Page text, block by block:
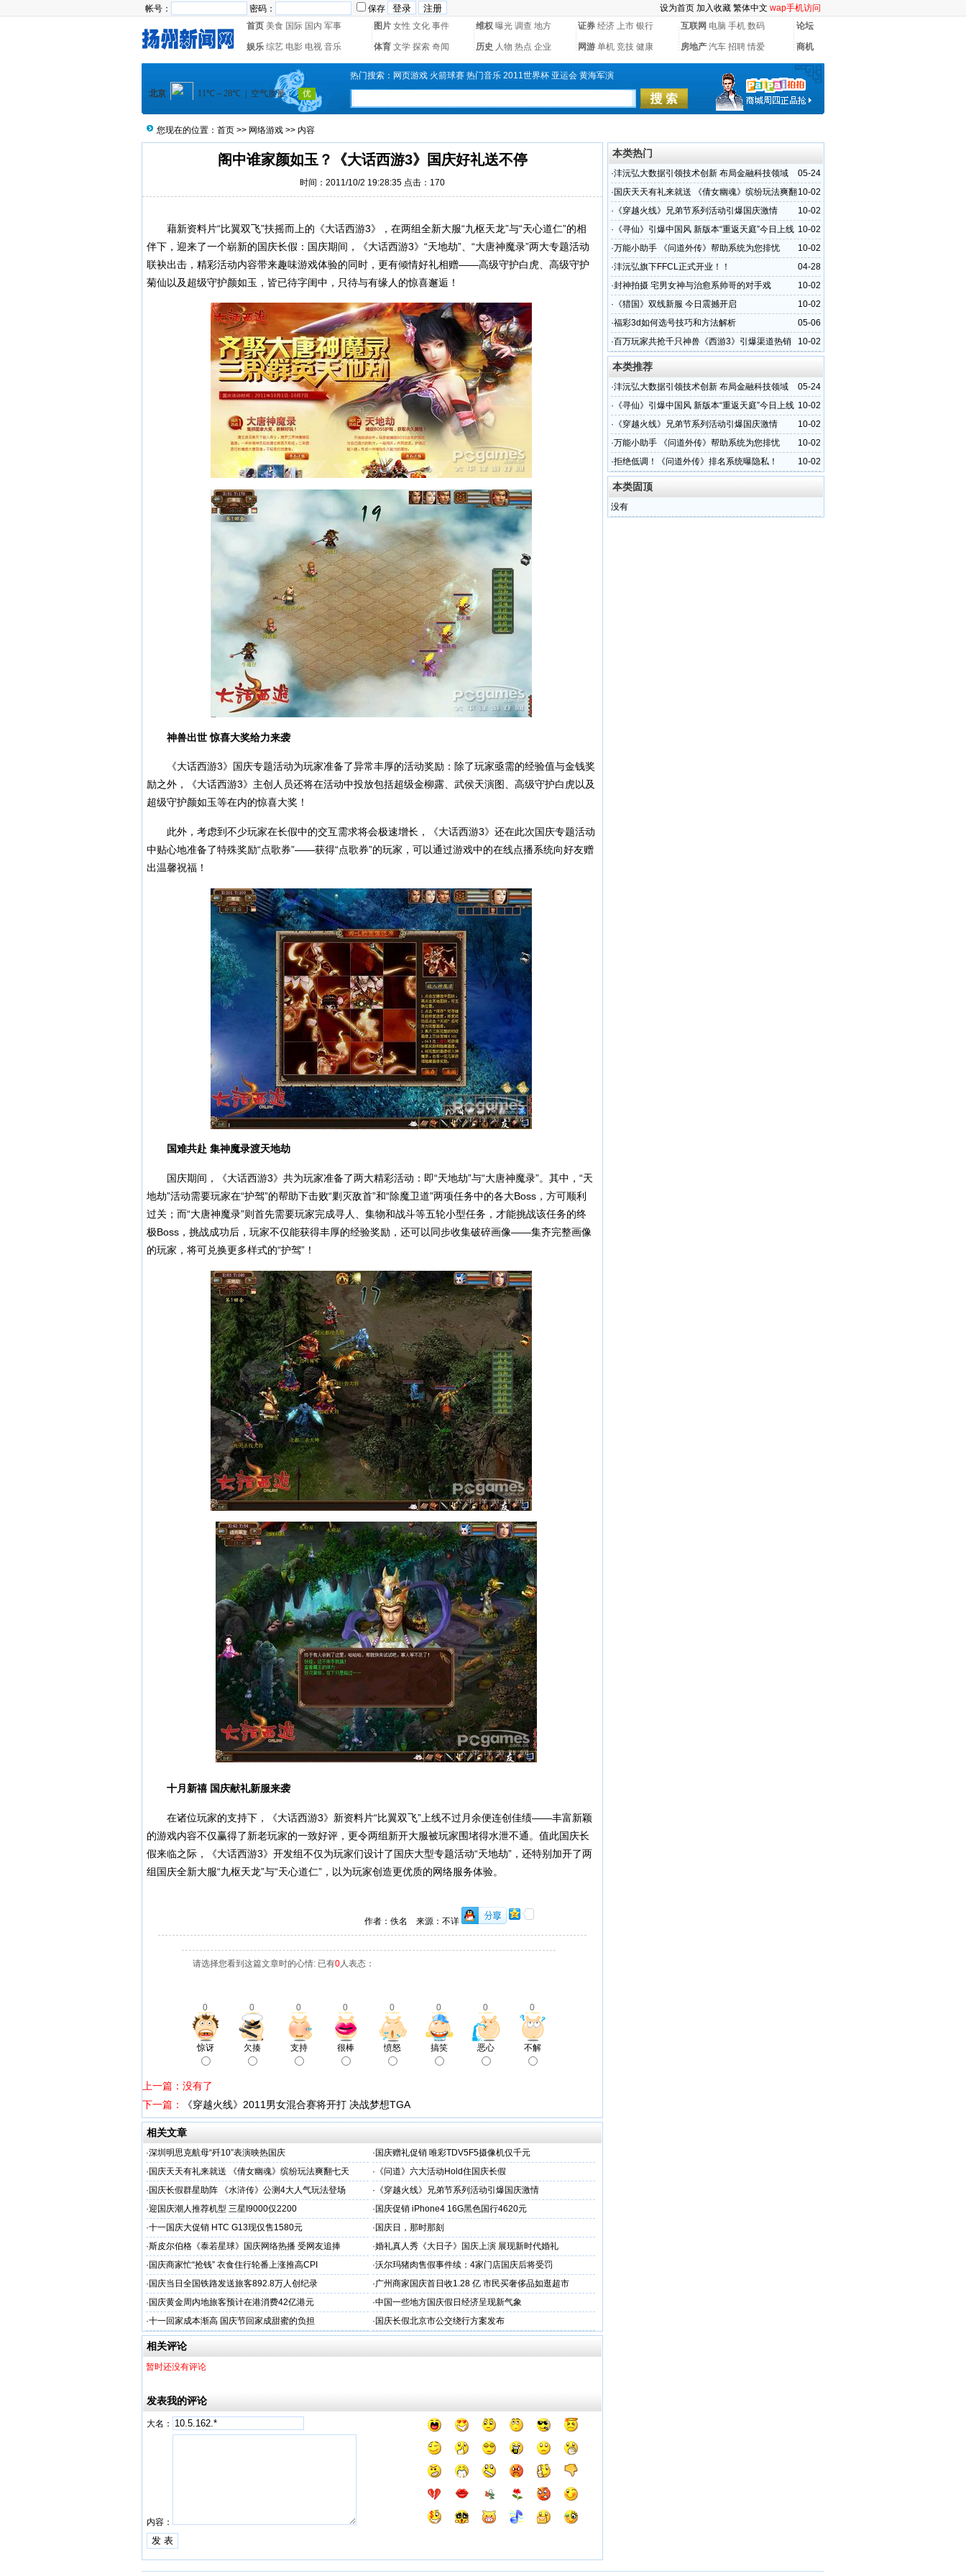
帐号： 密码： 保存 设为首页 加入收藏 繁体中文 wap手机访问
首页 美食 国际 国内 军事 图片 女性 文化 事件 维权 曝光 调查 地方 证券 经济 上市 银行 互联网 电脑 手机 数码 论坛
娱乐 综艺 电影 电视 音乐 体育 文学 探索 奇闻 历史 人物 热点 企业 网游 单机 竞技 健康 房地产 汽车 招聘 情爱 商机
热门搜索： 网页游戏 火箭球赛 热门音乐 2011世界杯 亚运会 黄海军演
您现在的位置： 首页 >> 网络游戏 >> 内容
阁中谁家颜如玉？《大话西游3》国庆好礼送不停
时间：2011/10/2 19:28:35 点击： 170
藉新资料片“比翼双飞”扶摇而上的《大话西游3》，在两组全新大服“九枢天龙”与“天心道仁”的相
伴下，迎来了一个崭新的国庆长假：国庆期间，《大话西游3》“天地劫”、“大唐神魔录”两大专题活动
联袂出击，精彩活动内容带来趣味游戏体验的同时，更有倾情好礼相赠——高级守护白虎、高级守护
菊仙以及超级守护颜如玉，皆已待字闺中，只待与有缘人的惊喜邂逅！
神兽出世 惊喜大奖给力来袭
《大话西游3》国庆专题活动为玩家准备了异常丰厚的活动奖励：除了玩家亟需的经验值与金钱奖
励之外，《大话西游3》主创人员还将在活动中投放包括超级金柳露、武侯天演图、高级守护白虎以及
超级守护颜如玉等在内的惊喜大奖！
此外，考虑到不少玩家在长假中的交互需求将会极速增长，《大话西游3》还在此次国庆专题活动
中贴心地准备了特殊奖励“点歌券”——获得“点歌券”的玩家，可以通过游戏中的在线点播系统向好友赠
出温馨祝福！
国难共赴 集神魔录渡天地劫
国庆期间，《大话西游3》共为玩家准备了两大精彩活动：即“天地劫”与“大唐神魔录”。其中，“天
地劫”活动需要玩家在“护驾”的帮助下击败“剿灭敌首”和“除魔卫道”两项任务中的各大Boss，方可顺利
过关；而“大唐神魔录”则首先需要玩家完成寻人、集物和战斗等五轮小型任务，才能挑战该任务的终
极Boss，挑战成功后，玩家不仅能获得丰厚的经验奖励，还可以同步收集破碎画像——集齐完整画像
的玩家，将可兑换更多样式的“护驾”！
十月新禧 国庆献礼新服来袭
在诸位玩家的支持下，《大话西游3》新资料片“比翼双飞”上线不过月余便连创佳绩——丰富新颖
的游戏内容不仅赢得了新老玩家的一致好评，更令两组新开大服被玩家围堵得水泄不通。值此国庆长
假来临之际，《大话西游3》开发组不仅为玩家们设计了国庆大型专题活动“天地劫”，还特别加开了两
组国庆全新大服“九枢天龙”与“天心道仁”，以为玩家创造更优质的网络服务体验。
作者：佚名 来源：不详
请选择您看到这篇文章时的心情: 已有0人表态：
0 0 0 0 0 0 0 0
惊讶 欠揍 支持 很棒 愤怒 搞笑 恶心 不解
上一篇：没有了
下一篇：
《穿越火线》2011男女混合赛将开打 决战梦想TGA
相关文章
·深圳明思克航母“歼10”表演映热国庆 · 国庆赠礼促销 唯彩TDV5F5摄像机仅千元
· 国庆天天有礼来就送 《倩女幽魂》缤纷玩法爽翻七天 · 《问道》六大活动Hold住国庆长假
· 国庆长假群星助阵 《水浒传》公测4大人气玩法登场 · 《穿越火线》兄弟节系列活动引爆国庆激情
·迎国庆潮人推荐机型 三星I9000仅2200 · 国庆促销 iPhone4 16G黑色国行4620元
·十一国庆大促销 HTC G13现仅售1580元 · 国庆日，那时那刻
·斯皮尔伯格《泰若星球》国庆网络热播 受网友追捧 ·婚礼真人秀《大日子》国庆上演 展现新时代婚礼
· 国庆商家忙“抢钱” 衣食住行轮番上涨推高CPI ·沃尔玛猪肉售假事件续：4家门店国庆后将受罚
· 国庆当日全国铁路发送旅客892.8万人创纪录 ·广州商家国庆首日收1.28 亿 市民买奢侈品如逛超市
· 国庆黄金周内地旅客预计在港消费42亿港元 ·中国一些地方国庆假日经济呈现新气象
·十一回家成本渐高 国庆节回家成甜蜜的负担 · 国庆长假北京市公交绕行方案发布
相关评论
暂时还没有评论
发表我的评论
大名：
内容：
本类热门
05-24
·沣沅弘大数据引领技术创新 布局金融科技领域
10-02
· 国庆天天有礼来就送 《倩女幽魂》缤纷玩法爽翻
七天
10-02
· 《穿越火线》兄弟节系列活动引爆国庆激情
10-02
· 《寻仙》引爆中国风 新版本“重返天庭”今日上线
10-02
·万能小助手 《问道外传》帮助系统为您排忧
04-28
·沣沅弘旗下FFCL正式开业！！
10-02
·封神拍摄 宅男女神与治愈系帅哥的对手戏
10-02
· 《猎国》双线新服 今日震撼开启
05-06
·福彩3d如何选号技巧和方法解析
10-02
·百万玩家共抢千只神兽《西游3》引爆渠道热销
本类推荐
05-24
·沣沅弘大数据引领技术创新 布局金融科技领域
10-02
· 《寻仙》引爆中国风 新版本“重返天庭”今日上线
10-02
· 《穿越火线》兄弟节系列活动引爆国庆激情
10-02
·万能小助手 《问道外传》帮助系统为您排忧
10-02
·拒绝低调！《问道外传》排名系统曝隐私！
本类固顶
没有